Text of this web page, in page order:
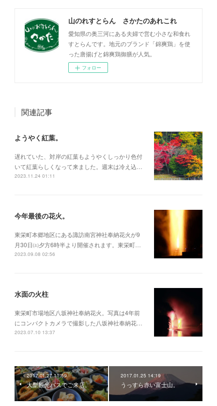
山のれすとらん さかたのあれこれ
愛知県の奥三河にある夫婦で営む小さな和食れ
すとらんです。地元のブランド「錦爽鶏」を使
った唐揚げと錦爽鶏御膳が人気。
フォロー
関連記事
ようやく紅葉。
遅れていた、対岸の紅葉もようやくしっかり色付
いて紅葉らしくなって来ました。週末は冷え込…
2023.11.24 01:11
今年最後の花火。
東栄町本郷地区にある諏訪南宮神社奉納花火が9
月30日㈯夕方6時半より開催されます。東栄町…
2023.09.08 02:56
水面の火柱
東栄町市場地区八坂神社奉納花火。写真は4年前
にコンパクトカメラで撮影した八坂神社奉納花…
2023.07.10 13:37
2017.01.27 11:59
大型観光バスでご来店。
2017.01.25 14:19
うっすら赤い富士山。